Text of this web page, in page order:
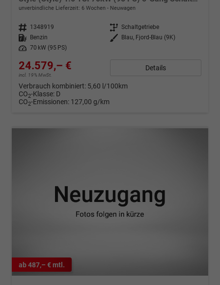
unverbindliche Lieferzeit: 6 Wochen Neuwagen
Fahrzeugnr. 1348919 Getriebe Schaltgetriebe
Kraftstoff
Benzin Außenfarbe
Blau, Fjord-Blau (9K)
Leistung
70 kW (95 PS)
24.579,– €
incl. 19% MwSt.
Details
Verbrauch kombiniert: 5,60 l/100km
CO2-Klasse: D
CO2-Emissionen: 127,00 g/km
ab 487,– € mtl.